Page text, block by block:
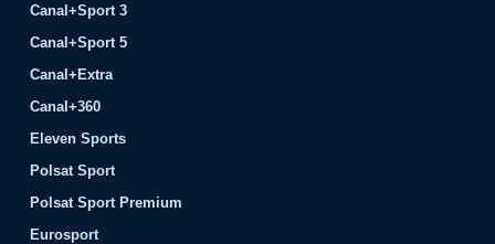
Canal+Sport 3
Canal+Sport 5
Canal+Extra
Canal+360
Eleven Sports
Polsat Sport
Polsat Sport Premium
Eurosport